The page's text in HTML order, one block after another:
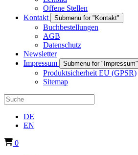
Offene Stellen
Kontakt
Submenu for "Kontakt"
Buchbestellungen
AGB
Datenschutz
Newsletter
Impressum
Submenu for "Impressum"
Produktsicherheit EU (GPSR)
Sitemap
DE
EN
0